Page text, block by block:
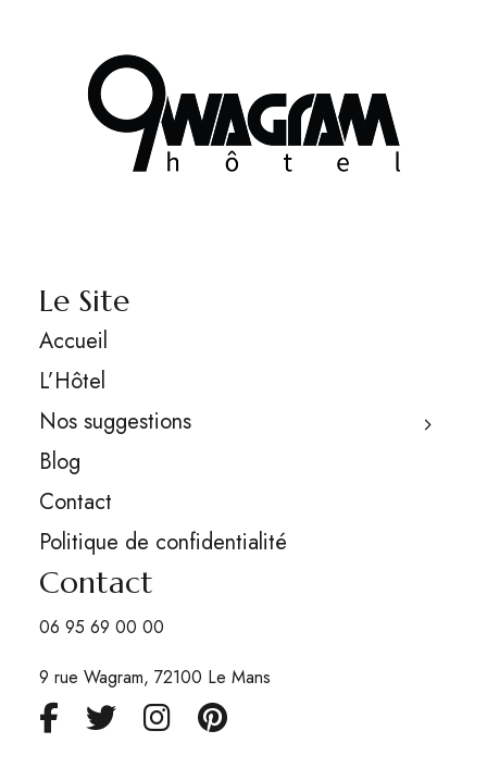
Le Site
Accueil
L’Hôtel
Nos suggestions
Blog
Contact
Politique de confidentialité
Contact
06 95 69 00 00
9 rue Wagram, 72100 Le Mans